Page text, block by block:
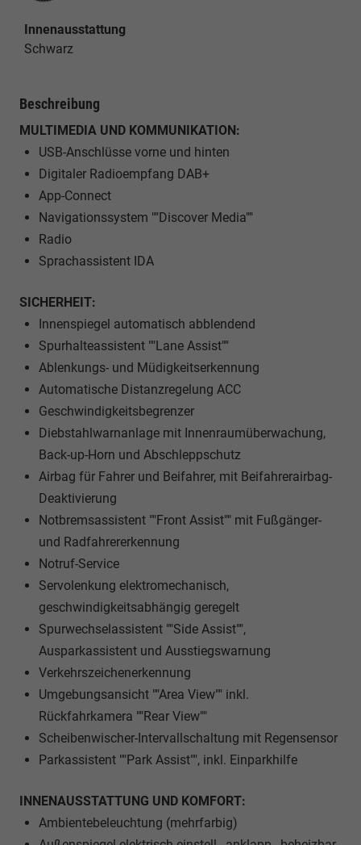
Innenausstattung
Schwarz
Beschreibung
MULTIMEDIA UND KOMMUNIKATION:
USB-Anschlüsse vorne und hinten
Digitaler Radioempfang DAB+
App-Connect
Navigationssystem ""Discover Media""
Radio
Sprachassistent IDA
SICHERHEIT:
Innenspiegel automatisch abblendend
Spurhalteassistent ""Lane Assist""
Ablenkungs- und Müdigkeitserkennung
Automatische Distanzregelung ACC
Geschwindigkeitsbegrenzer
Diebstahlwarnanlage mit Innenraumüberwachung,
Back-up-Horn und Abschleppschutz
Airbag für Fahrer und Beifahrer, mit Beifahrerairbag-
Deaktivierung
Notbremsassistent ""Front Assist"" mit Fußgänger-
und Radfahrererkennung
Notruf-Service
Servolenkung elektromechanisch,
geschwindigkeitsabhängig geregelt
Spurwechselassistent ""Side Assist"",
Ausparkassistent und Ausstiegswarnung
Verkehrszeichenerkennung
Umgebungsansicht ""Area View"" inkl.
Rückfahrkamera ""Rear View""
Scheibenwischer-Intervallschaltung mit Regensensor
Parkassistent ""Park Assist"", inkl. Einparkhilfe
INNENAUSSTATTUNG UND KOMFORT:
Ambientebeleuchtung (mehrfarbig)